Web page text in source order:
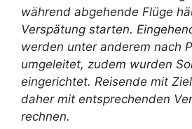
während abgehende Flüge
Verspätung starten.
werden unter anderem nach
umgeleitet, zudem wurden
eingerichtet. Reisende mit
daher mit entsprechenden
rechnen.